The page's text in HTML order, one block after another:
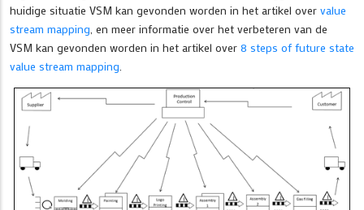
huidige situatie VSM kan gevonden worden in het artikel over value
stream mapping , en meer informatie over het verbeteren van de
VSM kan gevonden worden in het artikel over 8 steps of future state
value stream mapping